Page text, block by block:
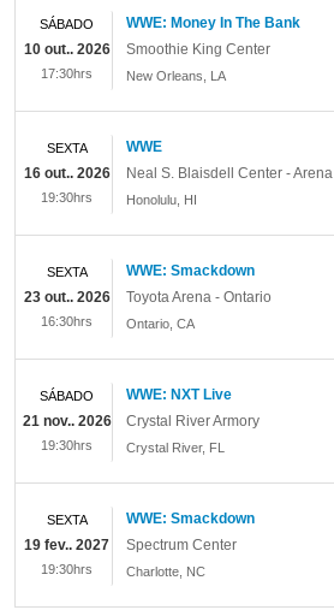
WWE: Money In The Bank
Smoothie King Center
New Orleans LA
SÁBADO
10 out.. 2026
17:30hrs
WWE
Neal S. Blaisdell Center - Arena
Honolulu HI
SEXTA
16 out.. 2026
19:30hrs
WWE: Smackdown
Toyota Arena - Ontario
Ontario CA
SEXTA
23 out.. 2026
16:30hrs
WWE: NXT Live
Crystal River Armory
Crystal River, FL
SÁBADO
21 nov.. 2026
19:30hrs
WWE: Smackdown
Spectrum Center
Charlotte NC
SEXTA
19 fev.. 2027
19:30hrs